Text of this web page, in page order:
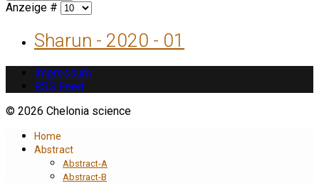
Anzeige #
Sharun - 2020 - 01
Impressum
RSS Feed
© 2026 Chelonia science
Home
Abstract
Abstract-A
Abstract-B